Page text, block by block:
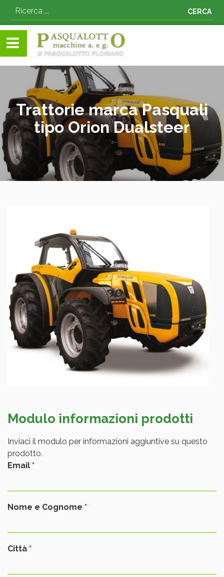
CERCA
Trattorie marca Pasquali
tipo Orion Dualsteer
Modulo informazioni prodotti
Inviaci il modulo per informazioni aggiuntive su questo
prodotto.
Email
Nome e Cognome
Città